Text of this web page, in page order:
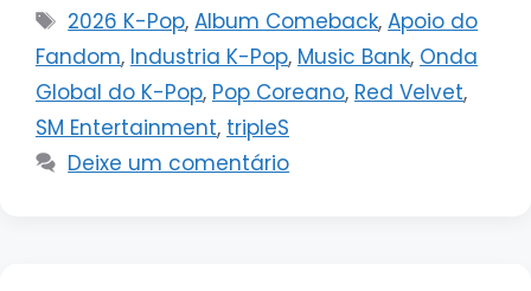
Tags
2026 K-Pop,Album Comeback,Apoio do
Fandom, Industria K-Pop, Music Bank, Onda
Global do K-Pop, Pop Coreano, Red Velvet,
SM Entertainment, tripleS
Deixe um comentário